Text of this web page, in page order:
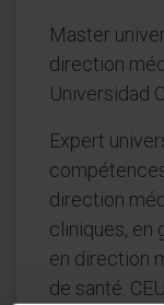
Master
direction
Universidad
Expert
direction
cliniques, en
en direction
de santé.